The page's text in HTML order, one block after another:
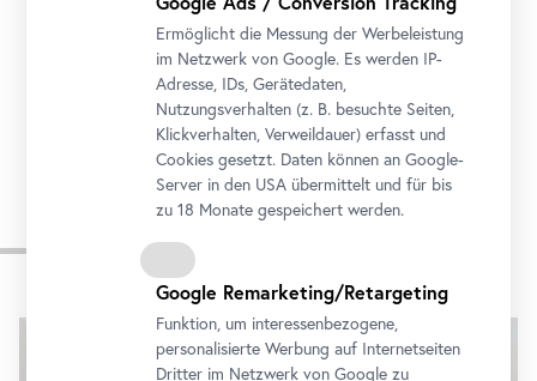
Impressionen
Ermöglicht die Messung der Werbeleistung
im Netzwerk von Google. Es werden IP-
Adresse, IDs, Gerätedaten,
Nutzungsverhalten (z. B. besuchte Seiten,
Klickverhalten, Verweildauer) erfasst und
Cookies gesetzt. Daten können an Google-
Server in den USA übermittelt und für bis
zu 18 Monate gespeichert werden.
Google Remarketing/Retargeting
Funktion, um interessenbezogene,
personalisierte Werbung auf Internetseiten
Dritter im Netzwerk von Google zu